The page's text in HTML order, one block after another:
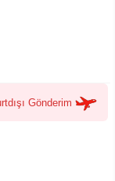
Gönderim